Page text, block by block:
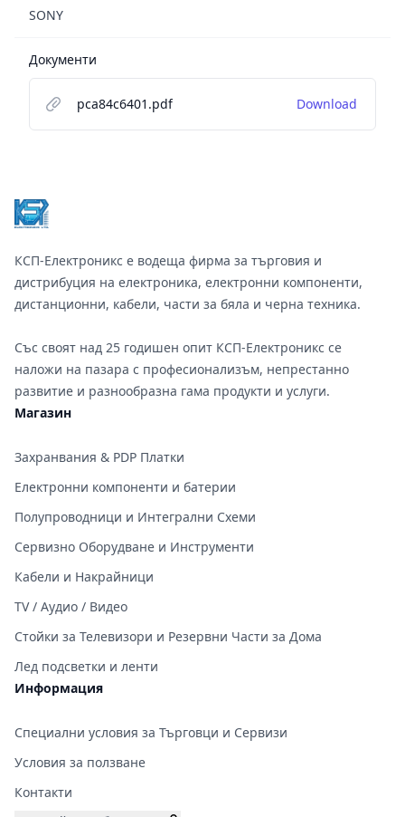
SONY
Документи
pca84c6401.pdf Download
КСП-Електроникс е водеща фирма за търговия и
дистрибуция на електроника, електронни компоненти,
дистанционни, кабели, части за бяла и черна техника.
Със своят над 25 годишен опит КСП-Електроникс се
наложи на пазара с професионализъм, непрестанно
развитие и разнообразна гама продукти и услуги.
Магазин
Захранвания & PDP Платки
Електронни компоненти и батерии
Полупроводници и Интегрални Схеми
Сервизно Оборудване и Инструменти
Кабели и Накрайници
TV / Аудио / Видео
Стойки за Телевизори и Резервни Части за Дома
Лед подсветки и ленти
Информация
Специални условия за Търговци и Сервизи
Условия за ползване
Контакти